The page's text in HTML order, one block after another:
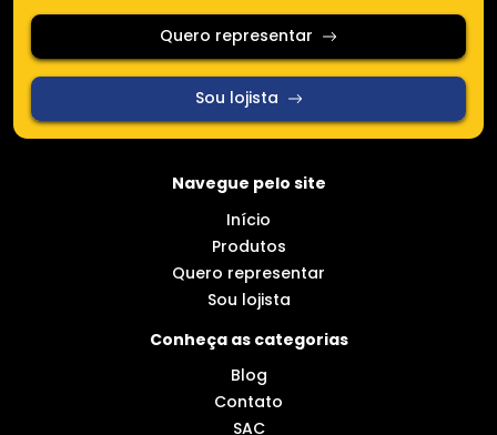
Quero representar
Sou lojista
Navegue pelo site
Início
Produtos
Quero representar
Sou lojista
Conheça as categorias
Blog
Contato
SAC